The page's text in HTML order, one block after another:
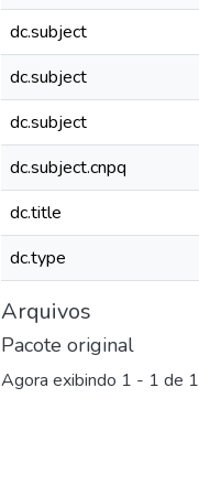
dc.subject
dc.subject
dc.subject
dc.subject.cnpq
dc.title
dc.type
Arquivos
Pacote original
Agora exibindo 1 - 1 de 1